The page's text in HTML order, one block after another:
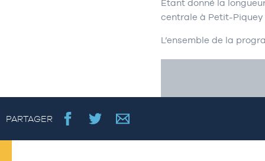
Etant donné la
centrale à Petit-Piquey
L’ensemble de la
PARTAGER